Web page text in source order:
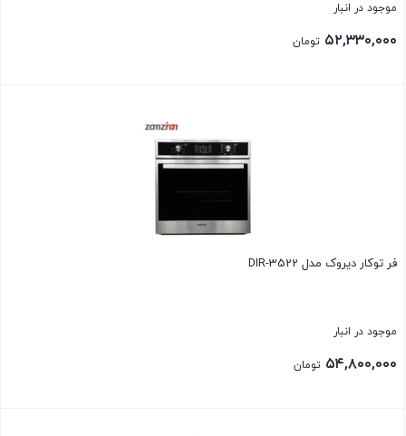
موجود در انبار
۵۲,۳۳۰,۰۰۰ تومان
فر توکار ديروک مدل DIR-3522
موجود در انبار
۵۴,۸۰۰,۰۰۰ تومان